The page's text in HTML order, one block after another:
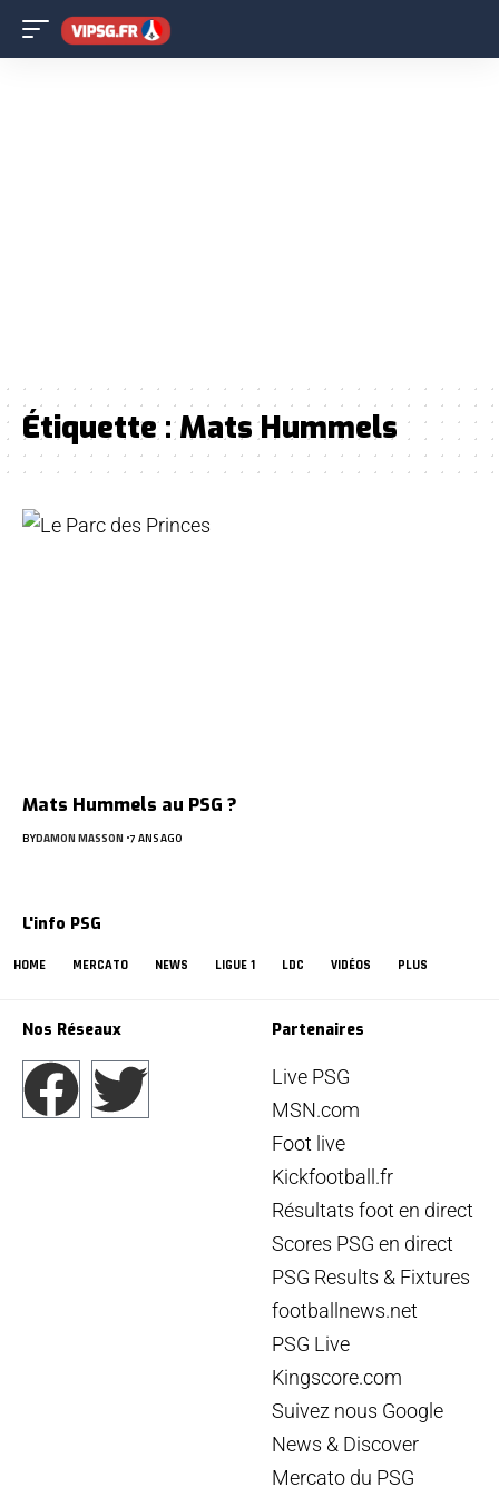
Étiquette :Mats Hummels
Mats Hummels au PSG ?
BYDAMON MASSON 7 ANS AGO
L'info PSG
HOME MERCATO NEWS LIGUE 1 LDC VIDÉOS PLUS
Nos Réseaux Partenaires
Live PSG
MSN.com
Foot live
Kickfootball.fr
Résultats foot en direct
Scores PSG en direct
PSG Results & Fixtures
footballnews.net
PSG Live
Kingscore.com
Suivez nous Google
News & Discover
Mercato du PSG